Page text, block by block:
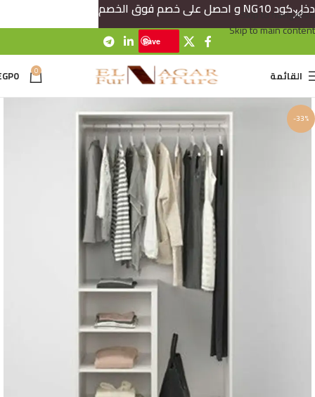
Skip to navigation
Skip to main content
Save
القائمة 0
0
-33%
دخل كود NG10 و احصل على خصم فوق الخصم